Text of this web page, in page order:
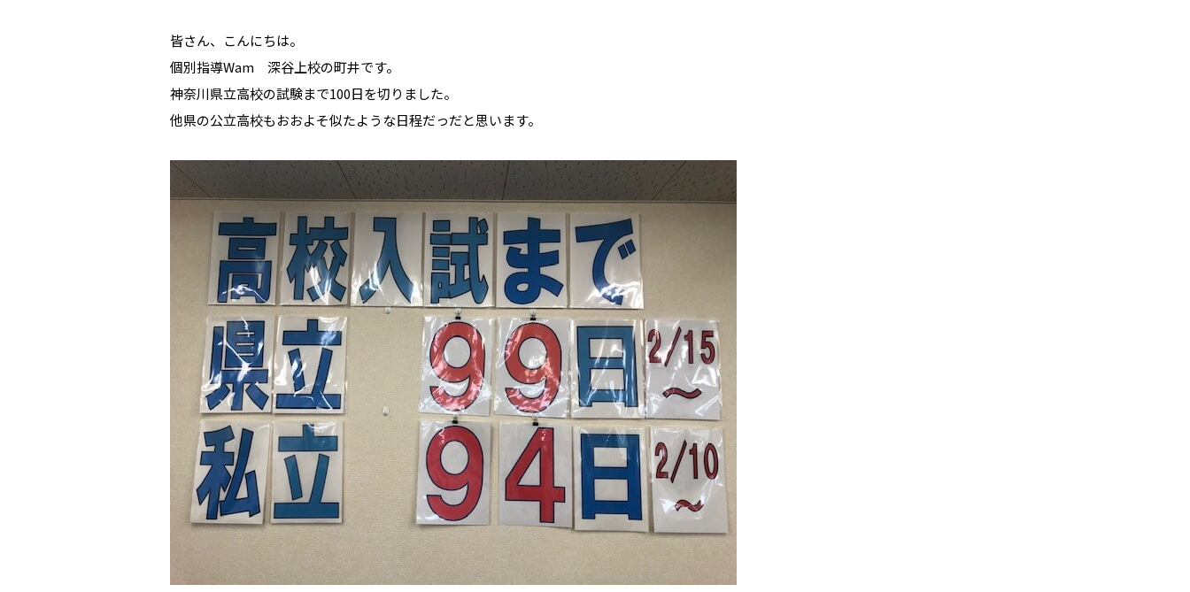
皆さん、こんにちは。
個別指導Wam 深谷上校の町井です。
神奈川県立高校の試験まで100日を切りました。
他県の公立高校もおおよそ似たような日程だっだと思います。